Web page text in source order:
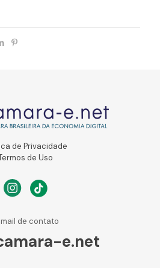
de Privacidade
de Uso
de contato
e.net